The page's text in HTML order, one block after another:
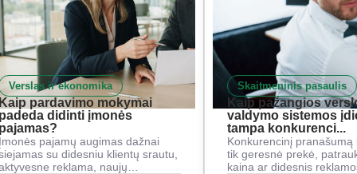
Verslas ir ekonomika
pardavimo mokymai
didinti įmonės
pajamų augimas dažnai
su didesniu klientų srautu,
reklama, naujų…
Skaitmeninis pasaulis
Kaip pažangios
valdymo sistemos
tampa konkurenci...
Konkurencinį pranašumą
tik geresnė prekė,
kaina ar didesnis